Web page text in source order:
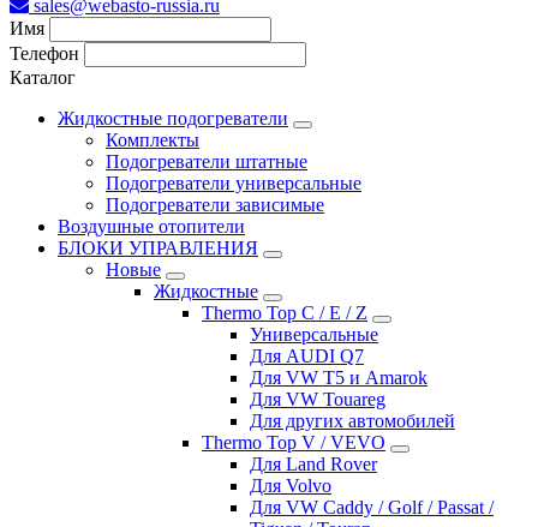
sales@webasto-russia.ru
Имя
Телефон
Каталог
Жидкостные подогреватели
Комплекты
Подогреватели штатные
Подогреватели универсальные
Подогреватели зависимые
Воздушные отопители
БЛОКИ УПРАВЛЕНИЯ
Новые
Жидкостные
Thermo Top C / E / Z
Универсальные
Для AUDI Q7
Для VW T5 и Amarok
Для VW Touareg
Для других автомобилей
Thermo Top V / VEVO
Для Land Rover
Для Volvo
Для VW Caddy / Golf / Passat /